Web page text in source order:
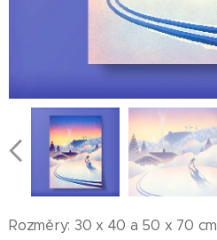
Rozměry: 30 x 40 a 50 x 70 cm